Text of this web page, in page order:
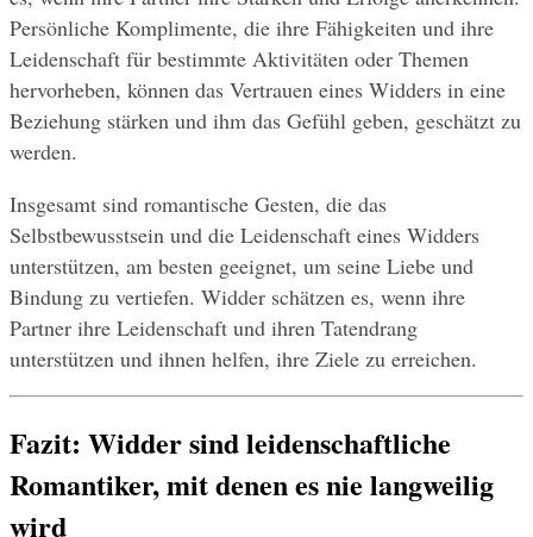
Persönliche Komplimente, die ihre Fähigkeiten und ihre
Leidenschaft für bestimmte Aktivitäten oder Themen
hervorheben, können das Vertrauen eines Widders in eine
Beziehung stärken und ihm das Gefühl geben, geschätzt zu
werden.
Insgesamt sind romantische Gesten, die das
Selbstbewusstsein und die Leidenschaft eines Widders
unterstützen, am besten geeignet, um seine Liebe und
Bindung zu vertiefen. Widder schätzen es, wenn ihre
Partner ihre Leidenschaft und ihren Tatendrang
unterstützen und ihnen helfen, ihre Ziele zu erreichen.
Fazit: Widder sind leidenschaftliche
Romantiker, mit denen es nie langweilig
wird